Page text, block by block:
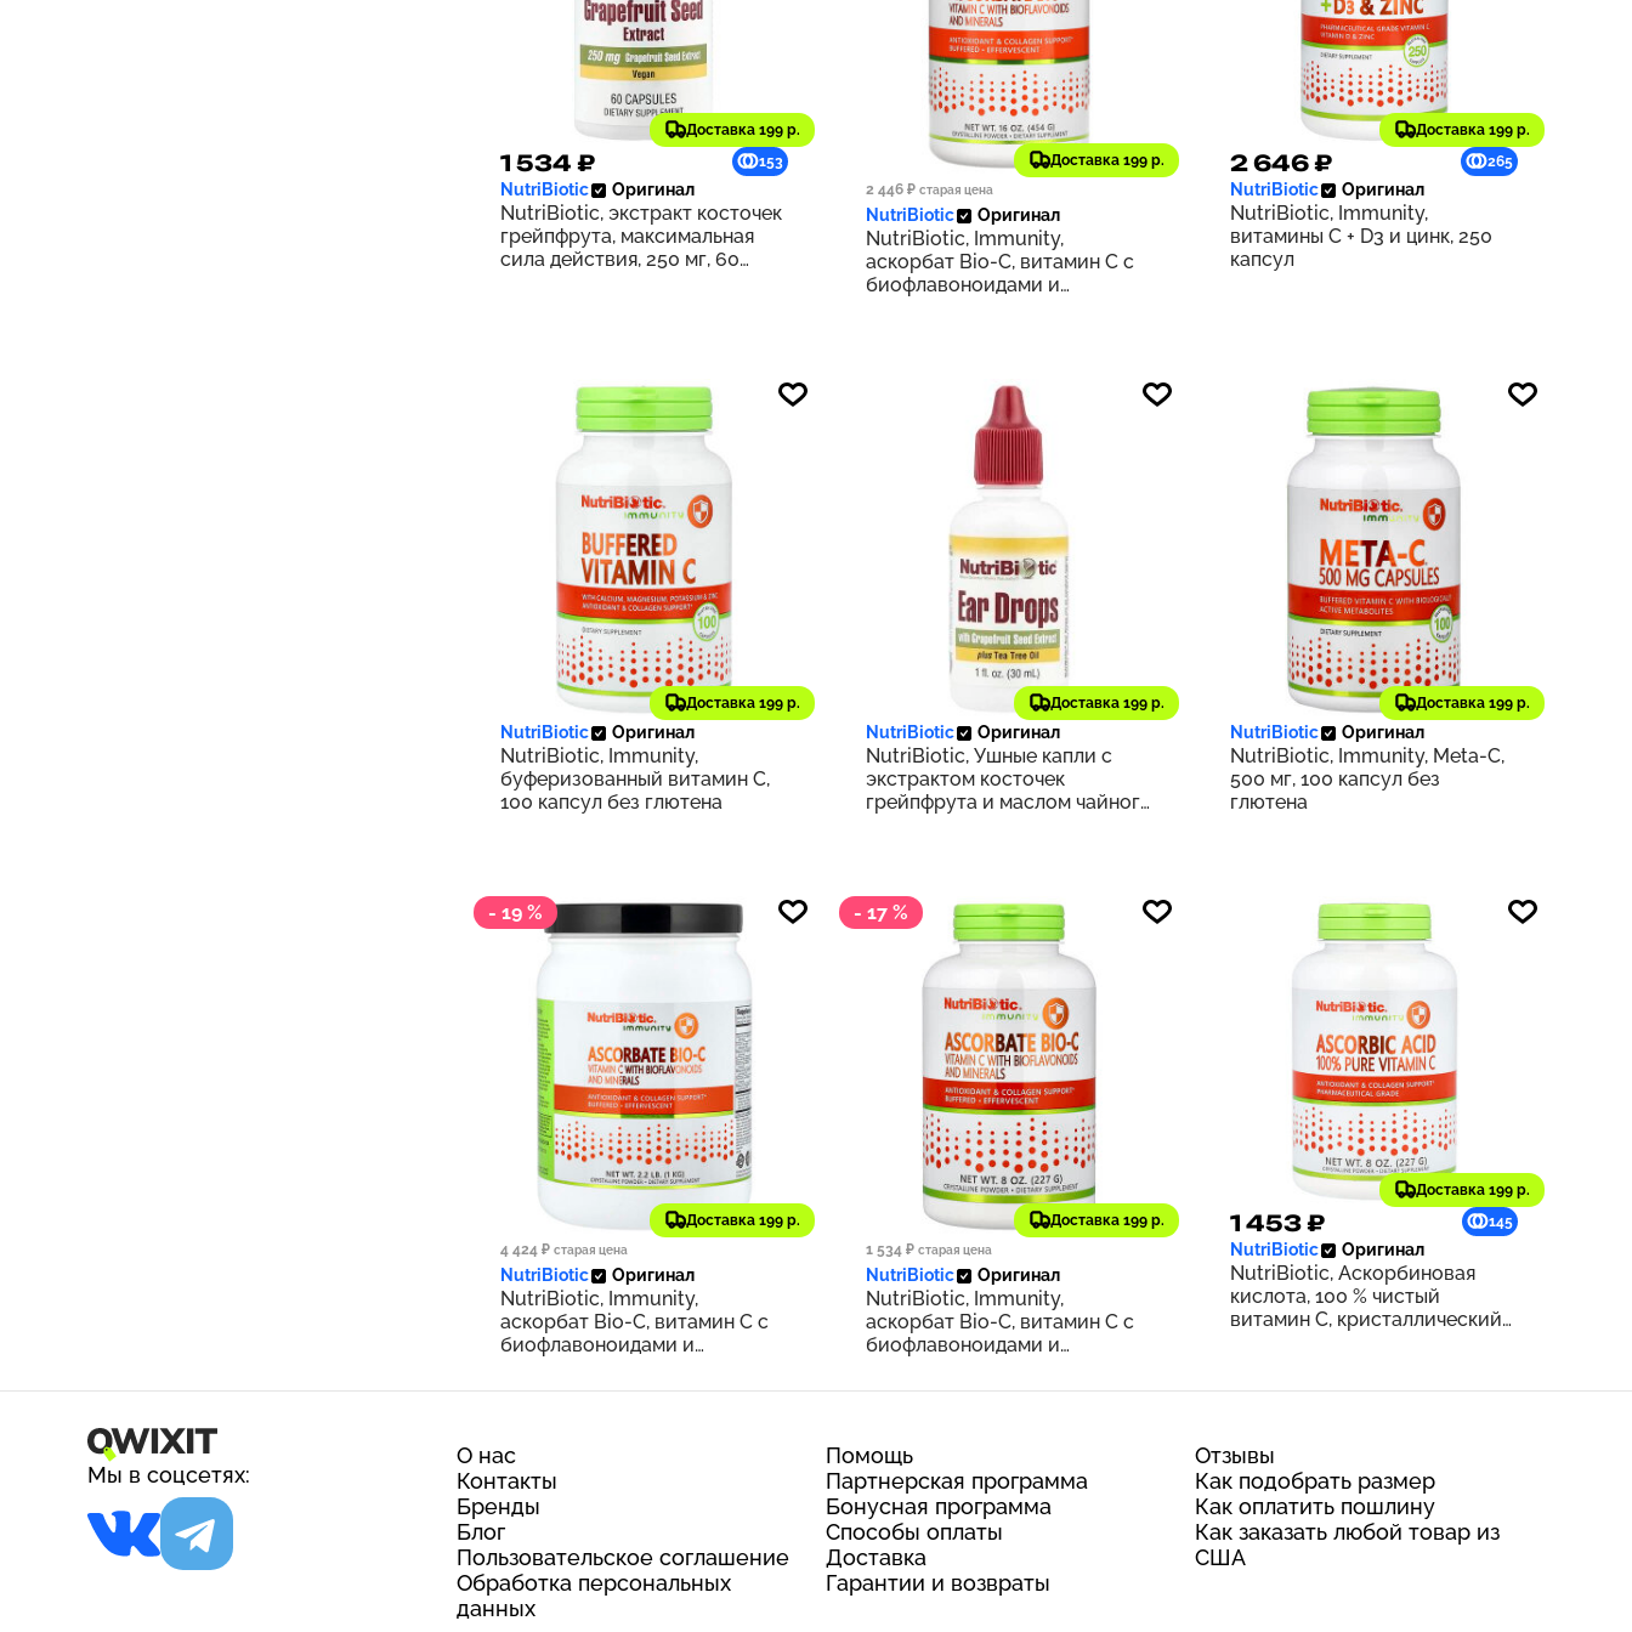
Доставка 199 р.
1 534 ₽ 153
NutriBiotic Оригинал
NutriBiotic, экстракт косточек
грейпфрута, максимальная
сила действия, 250 мг, 60
Доставка 199 р.
2 006 ₽
201
2 446 ₽ старая цена
NutriBiotic Оригинал
NutriBiotic, Immunity,
аскорбат Bio-C, витамин C с
биофлавоноидами и
Доставка 199 р.
2 646 ₽ 265
NutriBiotic Оригинал
NutriBiotic, Immunity,
витамины C + D3 и цинк, 250
капсул
Доставка 199 р.
1 091 ₽ 109
NutriBiotic Оригинал
NutriBiotic, Immunity,
буферизованный витамин C,
100 капсул без глютена
Доставка 199 р.
104
NutriBiotic Оригинал
NutriBiotic, Ушные капли с
экстрактом косточек
грейпфрута и маслом чайного
Доставка 199 р.
1 575 ₽ 158
NutriBiotic Оригинал
NutriBiotic, Immunity, Meta-C,
500 мг, 100 капсул без
глютена
- 19 %
Доставка 199 р.
3 588 ₽
359
4 424 ₽ старая цена
NutriBiotic Оригинал
NutriBiotic, Immunity,
аскорбат Bio-C, витамин C с
биофлавоноидами и
- 17 %
Доставка 199 р.
1 275 ₽
128
1 534 ₽ старая цена
NutriBiotic Оригинал
NutriBiotic, Immunity,
аскорбат Bio-C, витамин C с
биофлавоноидами и
Доставка 199 р.
1 453 ₽ 145
NutriBiotic Оригинал
NutriBiotic, Аскорбиновая
кислота, 100 % чистый
витамин С, кристаллический
Мы в соцсетях:
О нас
Контакты
Бренды
Блог
Пользовательское соглашение
Обработка персональных
данных
Помощь
Партнерская программа
Бонусная программа
Способы оплаты
Доставка
Гарантии и возвраты
Отзывы
Как подобрать размер
Как оплатить пошлину
Как заказать любой товар из
США